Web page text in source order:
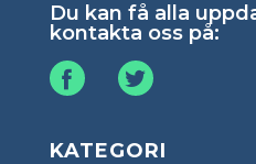
Du kan få alla
kontakta oss på:
KATEGORI